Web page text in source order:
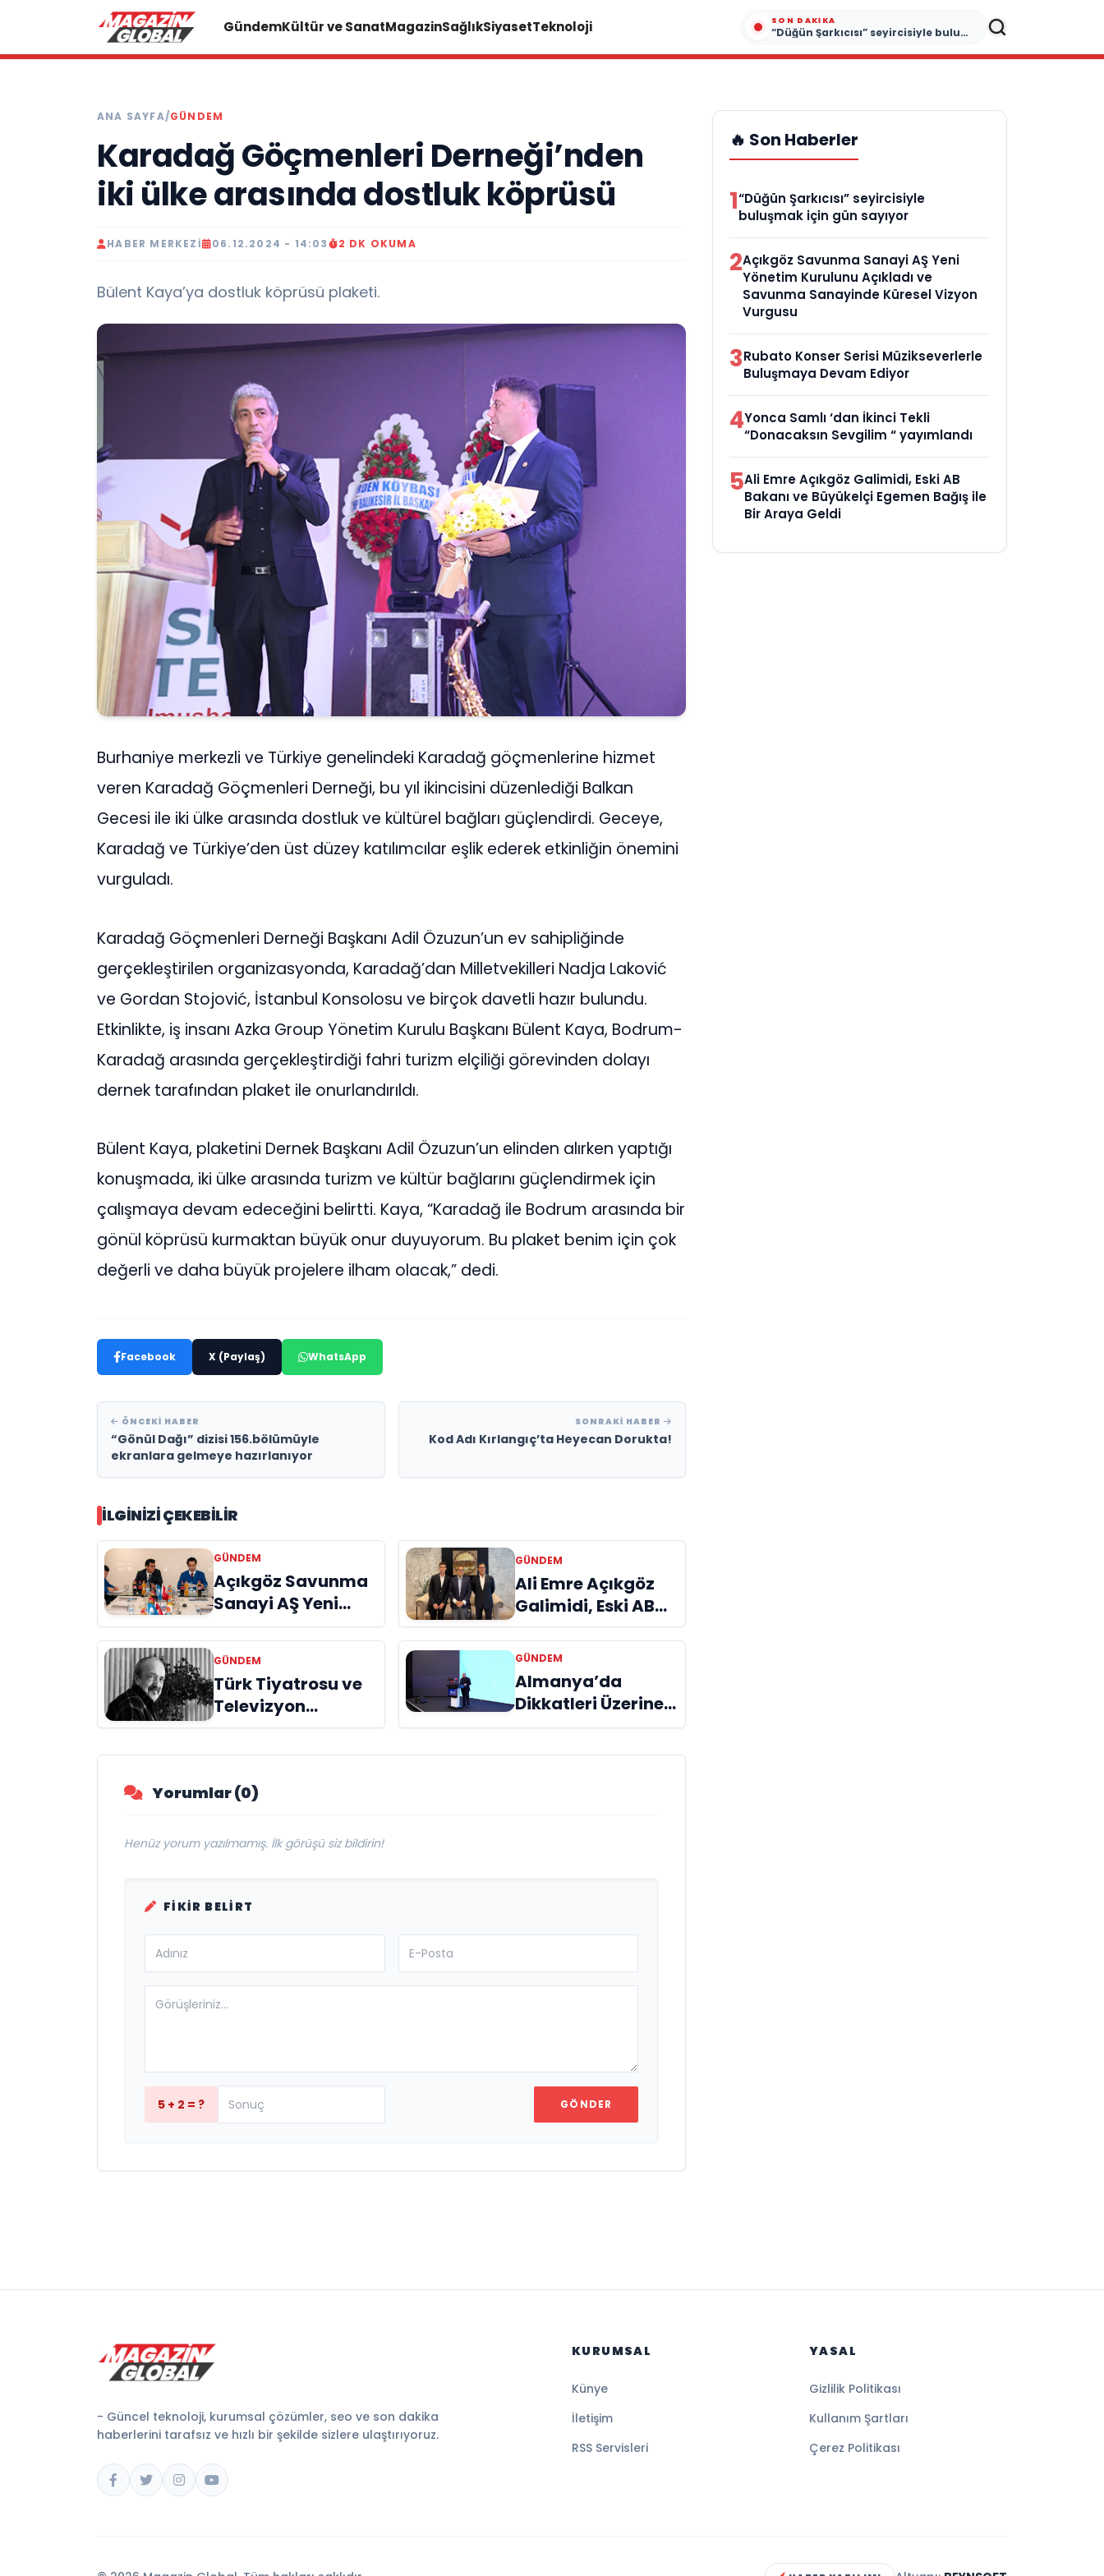
GündemKültür ve SanatMagazinSağlıkSiyasetTeknoloji SON DAKIKA
“Düğün Şarkıcısı” seyircisiyle buluşmak için gün sayıyor
ANA SAYFA/GÜNDEM
Karadağ Göçmenleri Derneği’nden
iki ülke arasında dostluk köprüsü
HABER MERKEZI 06.12.2024 - 14:03 2 DK OKUMA
Bülent Kaya’ya dostluk köprüsü plaketi.
Burhaniye merkezli ve Türkiye genelindeki Karadağ göçmenlerine hizmet
veren Karadağ Göçmenleri Derneği, bu yıl ikincisini düzenlediği Balkan
Gecesi ile iki ülke arasında dostluk ve kültürel bağları güçlendirdi. Geceye,
Karadağ ve Türkiye’den üst düzey katılımcılar eşlik ederek etkinliğin önemini
vurguladı.
Karadağ Göçmenleri Derneği Başkanı Adil Özuzun’un ev sahipliğinde
gerçekleştirilen organizasyonda, Karadağ’dan Milletvekilleri Nadja Laković
ve Gordan Stojović, İstanbul Konsolosu ve birçok davetli hazır bulundu.
Etkinlikte, iş insanı Azka Group Yönetim Kurulu Başkanı Bülent Kaya, Bodrum-
Karadağ arasında gerçekleştirdiği fahri turizm elçiliği görevinden dolayı
dernek tarafından plaket ile onurlandırıldı.
Bülent Kaya, plaketini Dernek Başkanı Adil Özuzun’un elinden alırken yaptığı
konuşmada, iki ülke arasında turizm ve kültür bağlarını güçlendirmek için
çalışmaya devam edeceğini belirtti. Kaya, “Karadağ ile Bodrum arasında bir
gönül köprüsü kurmaktan büyük onur duyuyorum. Bu plaket benim için çok
değerli ve daha büyük projelere ilham olacak,” dedi.
Facebook X (Paylaş) WhatsApp
ÖNCEKI HABER
“Gönül Dağı” dizisi 156.bölümüyle
ekranlara gelmeye hazırlanıyor
SONRAKI HABER
Kod Adı Kırlangıç’ta Heyecan Dorukta!
İLGINIZI ÇEKEBILIR
GÜNDEM
Açıkgöz Savunma
Sanayi AŞ Yeni
Yönetim Kurulunu
Açıkladı ve
Savunma
Sanayinde Küresel
Vizyon Vurgusu
GÜNDEM
Ali Emre Açıkgöz
Galimidi, Eski AB
Bakanı ve
Büyükelçi Egemen
Bağış ile Bir Araya
Geldi
GÜNDEM
Türk Tiyatrosu ve
Televizyon
Dünyasının Usta
İsmi Can Kolukısa
GÜNDEM
Almanya’da
Dikkatleri Üzerine
Çeken Türk
Yorumlar (0)
Henüz yorum yazılmamış. İlk görüşü siz bildirin!
FIKIR BELIRT
5 + 2 = ? GÖNDER
🔥 Son Haberler
1“Düğün Şarkıcısı” seyircisiyle
buluşmak için gün sayıyor
2Açıkgöz Savunma Sanayi AŞ Yeni
Yönetim Kurulunu Açıkladı ve
Savunma Sanayinde Küresel Vizyon
Vurgusu
3Rubato Konser Serisi Müzikseverlerle
Buluşmaya Devam Ediyor
4Yonca Samlı ‘dan İkinci Tekli
“Donacaksın Sevgilim “ yayımlandı
5Ali Emre Açıkgöz Galimidi, Eski AB
Bakanı ve Büyükelçi Egemen Bağış ile
Bir Araya Geldi
- Güncel teknoloji, kurumsal çözümler, seo ve son dakika
haberlerini tarafsız ve hızlı bir şekilde sizlere ulaştırıyoruz.
KURUMSAL
Künye
İletişim
RSS Servisleri
YASAL
Gizlilik Politikası
Kullanım Şartları
Çerez Politikası